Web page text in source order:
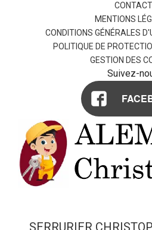
CONTACT
MENTIONS
CONDITIONS GÉNÉRALES
POLITIQUE DE
GESTION DES
Suivez-
SERRURIER